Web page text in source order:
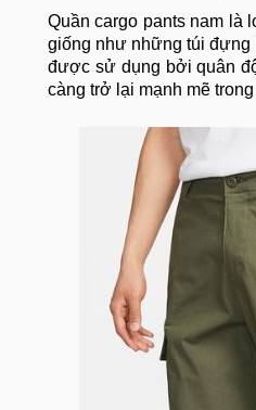
Quần cargo pants nam là
giống như những túi đựng
được sử dụng bởi quân
càng trở lại mạnh mẽ